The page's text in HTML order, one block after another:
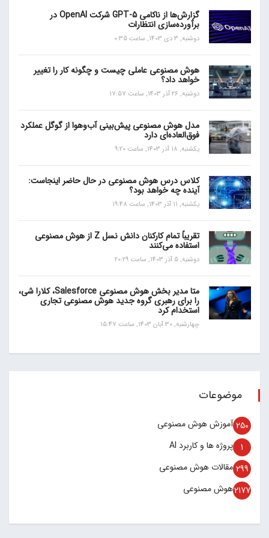
گزارش‌ها از ناکامی GPT-5 شرکت OpenAI در
برآورده‌سازی انتظارات
دوشنبه, 3 دی 1403, ساعت 0:35
هوش مصنوعی عاملی چیست و چگونه کار را تغییر
خواهد داد؟
دوشنبه, 26 آذر 1403, ساعت 17:57
مدل هوش مصنوعی پیش‌بینی آب‌و‌هوا از گوگل عملکرد
فوق‌العاده‌ای دارد
یکشنبه, 18 آذر 1403, ساعت 9:20
کلاس درس هوش مصنوعی در حال حاضر اینجاست:
آینده چه خواهد بود؟
یکشنبه, 11 آذر 1403, ساعت 19:48
تقریباً تمام کارکنان دانش نسل Z از هوش مصنوعی
استفاده می‌کنند
دوشنبه, 5 آذر 1403, ساعت 20:29
متا مدیر بخش هوش مصنوعی Salesforce، کلارا شی،
را برای رهبری گروه جدید هوش مصنوعی تجاری
استخدام کرد
چهارشنبه, 30 آبان 1403, ساعت 15:47
موضوعات
آموزش هوش مصنوعی 250
پروژه ها و کاربرد AI 1
مقالات هوش مصنوعی 299
هوش مصنوعی2177